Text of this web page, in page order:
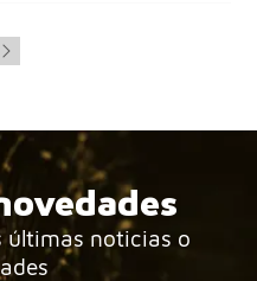
últimas noticias o